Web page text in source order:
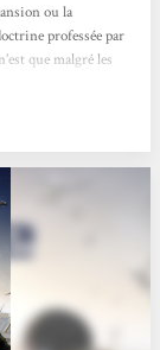
ou la
professée par
que malgré les
tenter l’aventure...